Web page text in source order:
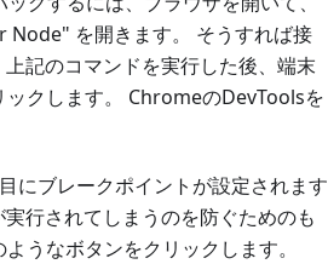
を開きます。 そうすれば接
記のコマンドを実行した後、端末
ックします。 ChromeのDevToolsを
にブレークポイントが設定されます
行されてしまうのを防ぐためのも
うなボタンをクリックします。